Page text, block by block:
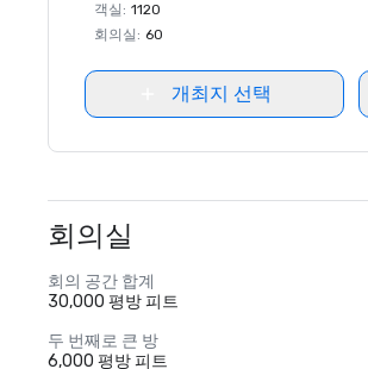
객실 : 1120
회의실 : 60
개최지 선택
회의실
회의 공간 합계
30,000 평방 피트
두 번째로 큰 방
6,000 평방 피트